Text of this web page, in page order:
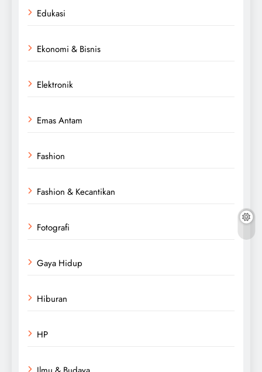
Edukasi
Ekonomi & Bisnis
Elektronik
Emas Antam
Fashion
Fashion & Kecantikan
Fotografi
Gaya Hidup
Hiburan
HP